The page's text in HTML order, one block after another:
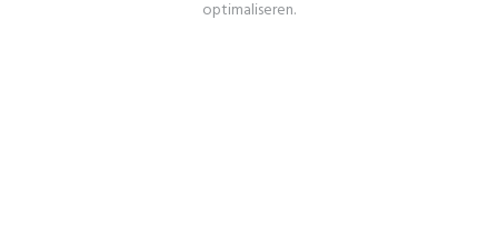
optimaliseren.